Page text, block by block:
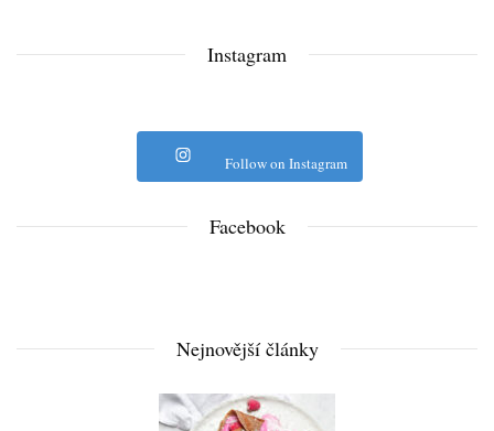
Instagram
Follow on Instagram
Facebook
Nejnovější články